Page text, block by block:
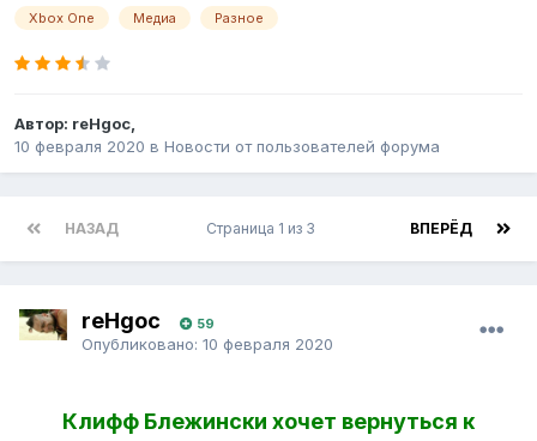
Xbox One Медиа Разное
Автор: reHgoc,
10 февраля 2020 в Новости от пользователей форума
НАЗАД ВПЕРЁД
Страница 1 из 3
reHgoc 59
Опубликовано: 10 февраля 2020
Клифф Блежински хочет вернуться к